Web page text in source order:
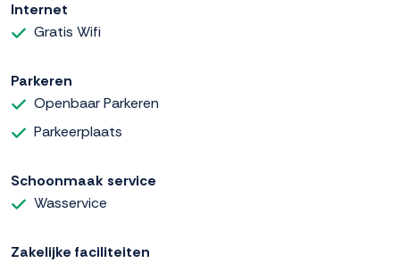
Internet
Gratis Wifi
Parkeren
Openbaar Parkeren
Parkeerplaats
Schoonmaak service
Wasservice
Zakelijke faciliteiten